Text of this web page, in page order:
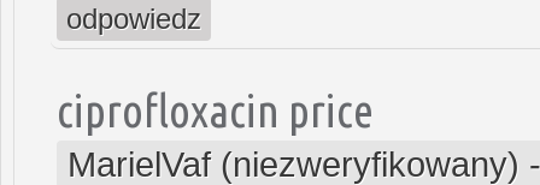
odpowiedz
ciprofloxacin price
MarielVaf (niezweryfikowany)